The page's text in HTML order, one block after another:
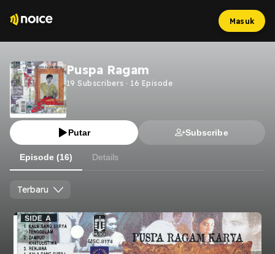
Masuk
Puspa Ragam
19 Subscribers · 16 Episode
Putar Subscribe
Episode (16) Details
Terbaru